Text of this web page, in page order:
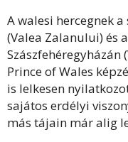
A walesi hercegnek
(Valea Zalanului) és
Szászfehéregyházán
Prince of Wales
is lelkesen
sajátos erdélyi
más tájain már alig